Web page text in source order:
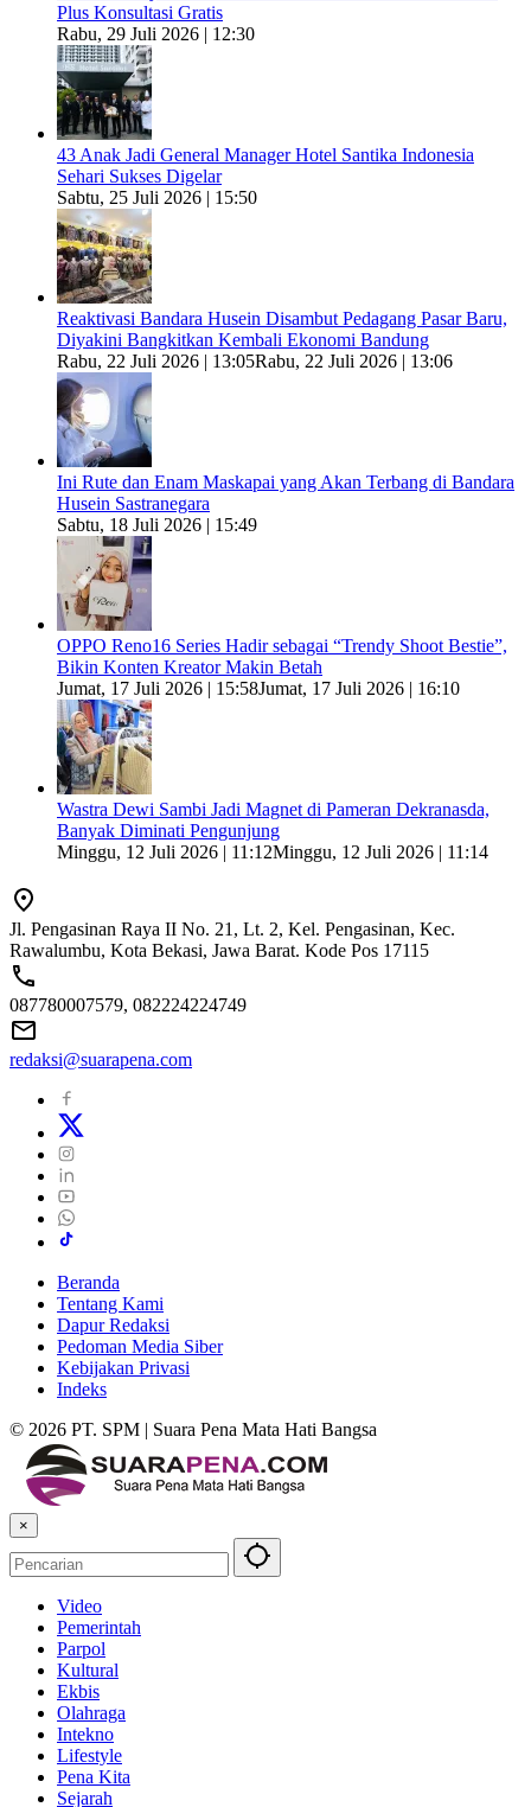
Plus Konsultasi Gratis
Rabu, 29 Juli 2026 | 12:30
43 Anak Jadi General Manager Hotel Santika Indonesia
Sehari Sukses Digelar
Sabtu, 25 Juli 2026 | 15:50
Reaktivasi Bandara Husein Disambut Pedagang Pasar Baru,
Diyakini Bangkitkan Kembali Ekonomi Bandung
Rabu, 22 Juli 2026 | 13:05Rabu, 22 Juli 2026 | 13:06
Ini Rute dan Enam Maskapai yang Akan Terbang di Bandara
Husein Sastranegara
Sabtu, 18 Juli 2026 | 15:49
OPPO Reno16 Series Hadir sebagai “Trendy Shoot Bestie”,
Bikin Konten Kreator Makin Betah
Jumat, 17 Juli 2026 | 15:58Jumat, 17 Juli 2026 | 16:10
Wastra Dewi Sambi Jadi Magnet di Pameran Dekranasda,
Banyak Diminati Pengunjung
Minggu, 12 Juli 2026 | 11:12Minggu, 12 Juli 2026 | 11:14
Jl. Pengasinan Raya II No. 21, Lt. 2, Kel. Pengasinan, Kec.
Rawalumbu, Kota Bekasi, Jawa Barat. Kode Pos 17115
087780007579, 082224224749
redaksi@suarapena.com
Beranda
Tentang Kami
Dapur Redaksi
Pedoman Media Siber
Kebijakan Privasi
Indeks
© 2026 PT. SPM | Suara Pena Mata Hati Bangsa
×
Video
Pemerintah
Parpol
Kultural
Ekbis
Olahraga
Intekno
Lifestyle
Pena Kita
Sejarah